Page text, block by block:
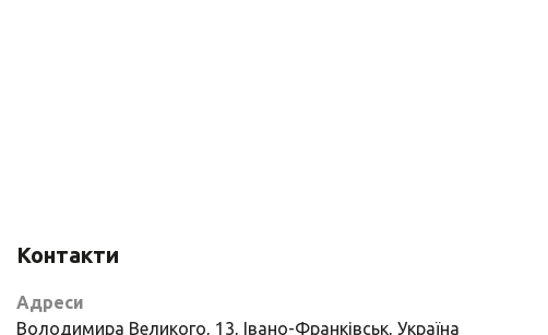
Контакти
Адреси
Володимира Великого, 13, Івано-Франківськ, Україна